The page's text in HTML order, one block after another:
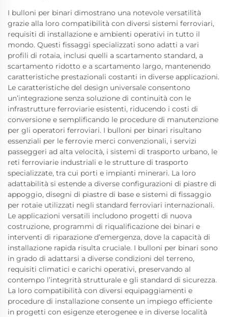
I bulloni per binari dimostrano una notevole versatilità
grazie alla loro compatibilità con diversi sistemi ferroviari,
requisiti di installazione e ambienti operativi in tutto il
mondo. Questi fissaggi specializzati sono adatti a vari
profili di rotaia, inclusi quelli a scartamento standard, a
scartamento ridotto e a scartamento largo, mantenendo
caratteristiche prestazionali costanti in diverse applicazioni.
Le caratteristiche del design universale consentono
un’integrazione senza soluzione di continuità con le
infrastrutture ferroviarie esistenti, riducendo i costi di
conversione e semplificando le procedure di manutenzione
per gli operatori ferroviari. I bulloni per binari risultano
essenziali per le ferrovie merci convenzionali, i servizi
passeggeri ad alta velocità, i sistemi di trasporto urbano, le
reti ferroviarie industriali e le strutture di trasporto
specializzate, tra cui porti e impianti minerari. La loro
adattabilità si estende a diverse configurazioni di piastre di
appoggio, disegni di piastre di base e sistemi di fissaggio
per rotaie utilizzati negli standard ferroviari internazionali.
Le applicazioni versatili includono progetti di nuova
costruzione, programmi di riqualificazione dei binari e
interventi di riparazione d’emergenza, dove la capacità di
installazione rapida risulta cruciale. I bulloni per binari sono
in grado di adattarsi a diverse condizioni del terreno,
requisiti climatici e carichi operativi, preservando al
contempo l’integrità strutturale e gli standard di sicurezza.
La loro compatibilità con diversi equipaggiamenti e
procedure di installazione consente un impiego efficiente
in progetti con esigenze eterogenee e in diverse località